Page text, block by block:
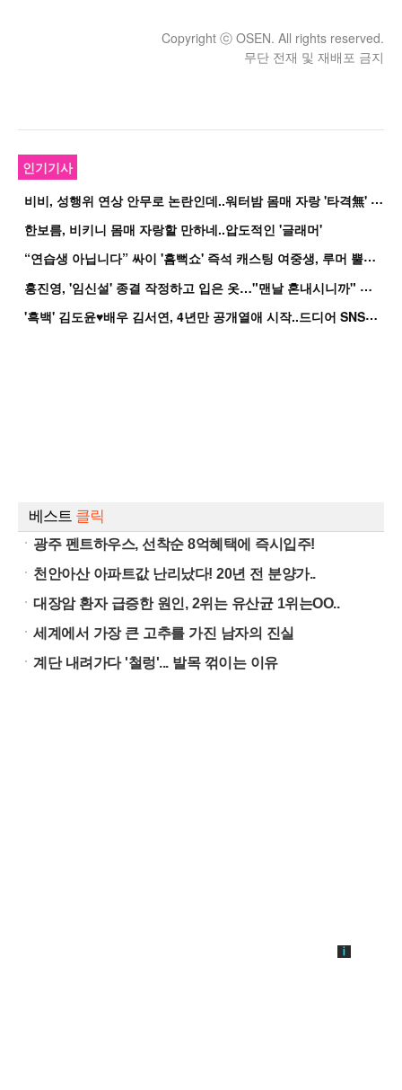
Copyright ⓒ OSEN. All rights reserved.
무단 전재 및 재배포 금지
인기기사
비
비, 성행위 연상 안무로 논란인데..워터밤 몸매 자랑 '타격無' 근황
한보름, 비키니 몸매 자랑할 만하네..압도적인 '글래머'
“
연습생 아닙니다” 싸이 '흠뻑쇼' 즉석 캐스팅 여중생, 루머 뿔났다[Oh!쎈 이...
홍
진영, '임신설' 종결 작정하고 입은 옷…"맨날 혼내시니까" 억울
'
흑백' 김도윤♥배우 김서연, 4년만 공개열애 시작..드디어 SNS에 노출 [핫피...